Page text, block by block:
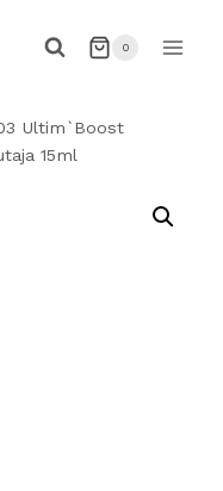
0
Ultim`Boost
15ml